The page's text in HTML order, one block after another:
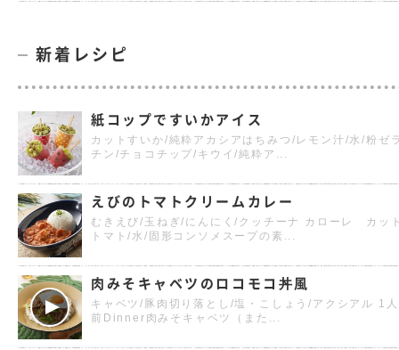
新着レシピ
紙コップですいかアイス
カットすいか/純粋アカシアはちみつ/レモン汁/水/粉ゼ
チン/チョコチップ/キウイ/純粋ア...
えびのトマトクリームカレー
むきえび/玉ねぎ/にんにく/クッチーナ カローレ カッ
トマト/水/固形コンソメスープの素...
肉みそキャベツのロコモコ丼風
キャベツ/豚肉切り落とし/塩・こしょう/アクシアル 1人
前Dinner肉みそキャベツ（また...